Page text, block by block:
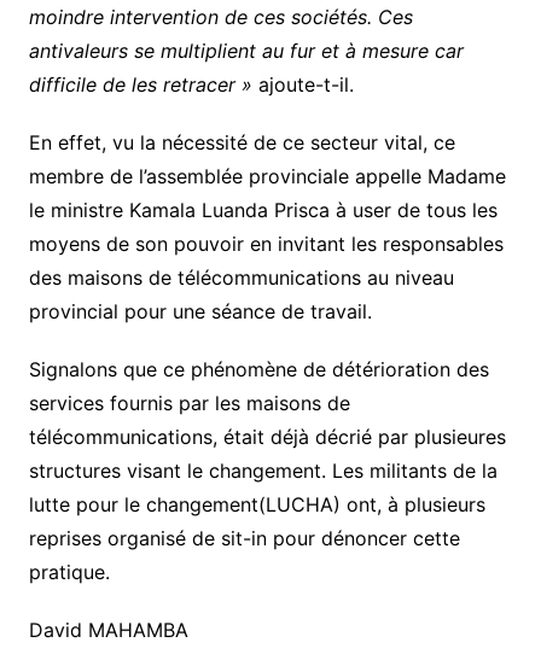
moindre intervention de ces sociétés. Ces
antivaleurs se multiplient au fur et à mesure car
difficile de les retracer » ajoute-t-il.
En effet, vu la nécessité de ce secteur vital, ce
membre de l’assemblée provinciale appelle Madame
le ministre Kamala Luanda Prisca à user de tous les
moyens de son pouvoir en invitant les responsables
des maisons de télécommunications au niveau
provincial pour une séance de travail.
Signalons que ce phénomène de détérioration des
services fournis par les maisons de
télécommunications, était déjà décrié par plusieures
structures visant le changement. Les militants de la
lutte pour le changement(LUCHA) ont, à plusieurs
reprises organisé de sit-in pour dénoncer cette
pratique.
David MAHAMBA